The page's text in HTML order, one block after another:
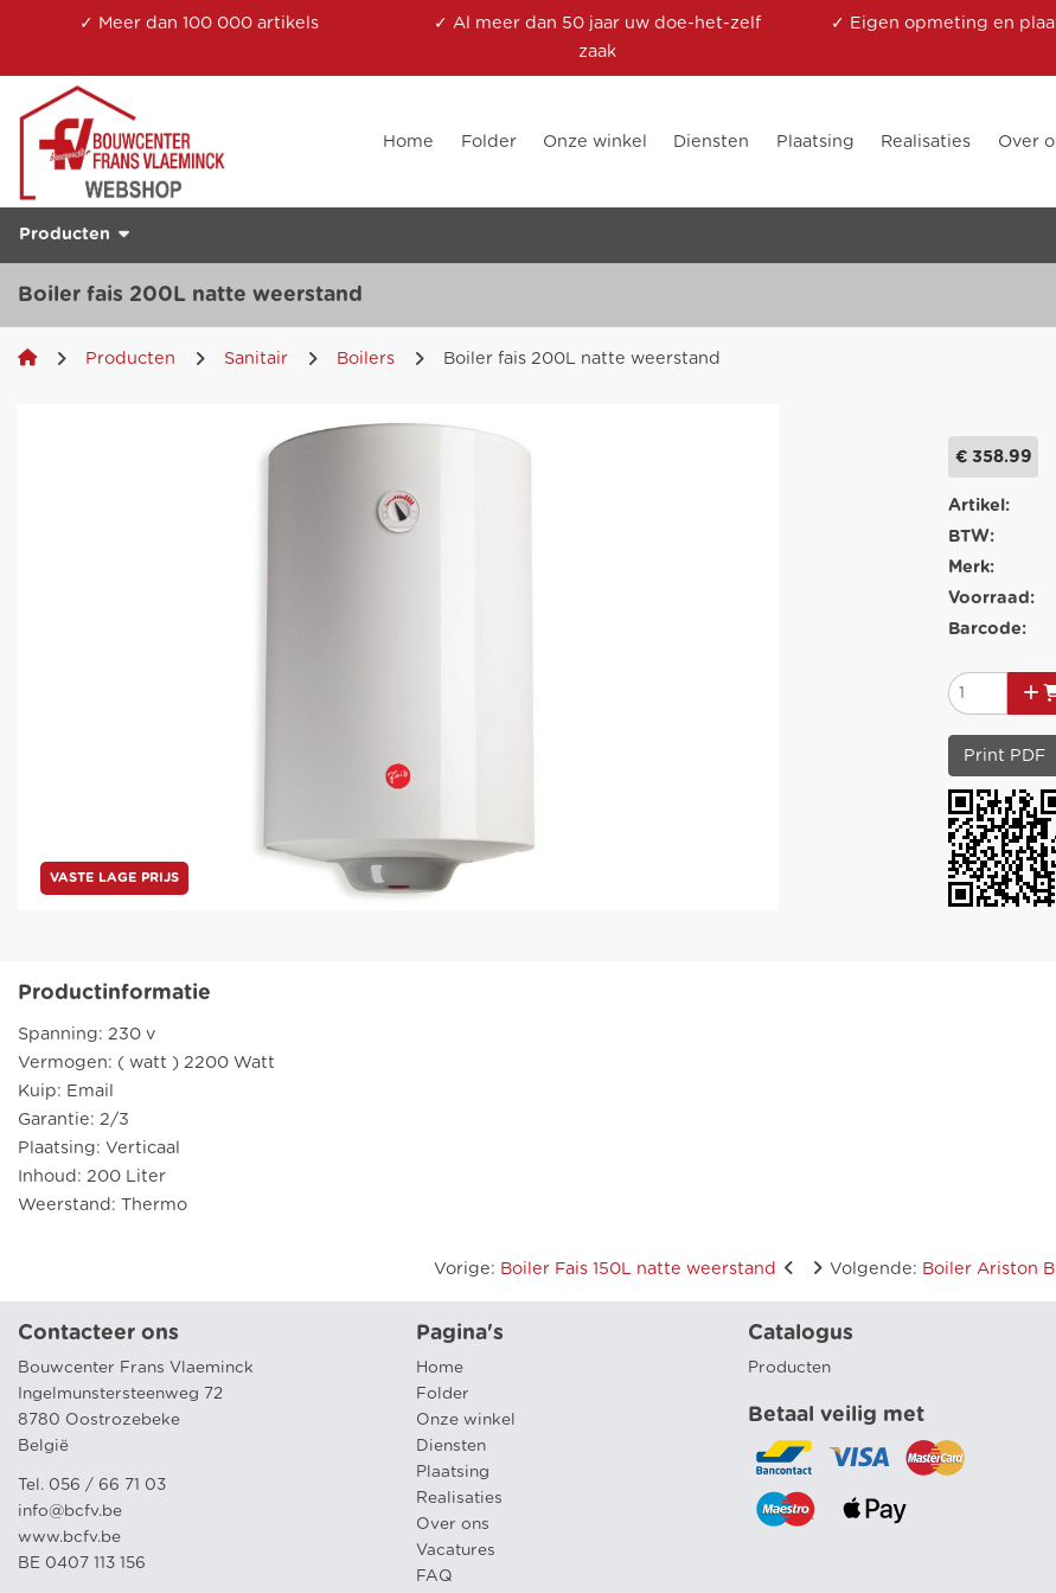
✓ Meer dan 100 000 artikels
✓ Al meer dan 50 jaar uw doe-het-zelf
zaak
✓ Eigen opmeting en
Home Folder Onze winkel Diensten Plaatsing Realisaties Over
Producten
Boiler fais 200L natte weerstand
Producten Sanitair Boilers Boiler fais 200L natte weerstand
VASTE LAGE PRIJS
€ 358.99
Artikel:
BTW:
Merk:
Voorraad:
Barcode:
Print PDF
Productinformatie
Spanning: 230 v
Vermogen: ( watt ) 2200 Watt
Kuip: Email
Garantie: 2/3
Plaatsing: Verticaal
Inhoud: 200 Liter
Weerstand: Thermo
Vorige: Boiler Fais 150L natte weerstand Volgende: Boiler Ariston
Contacteer ons
Bouwcenter Frans Vlaeminck
Ingelmunstersteenweg 72
8780 Oostrozebeke
België
Tel. 056 / 66 71 03
info@bcfv.be
www.bcfv.be
BE 0407 113 156
Pagina's
Home
Folder
Onze winkel
Diensten
Plaatsing
Realisaties
Over ons
Vacatures
FAQ
Catalogus
Producten
Betaal veilig met